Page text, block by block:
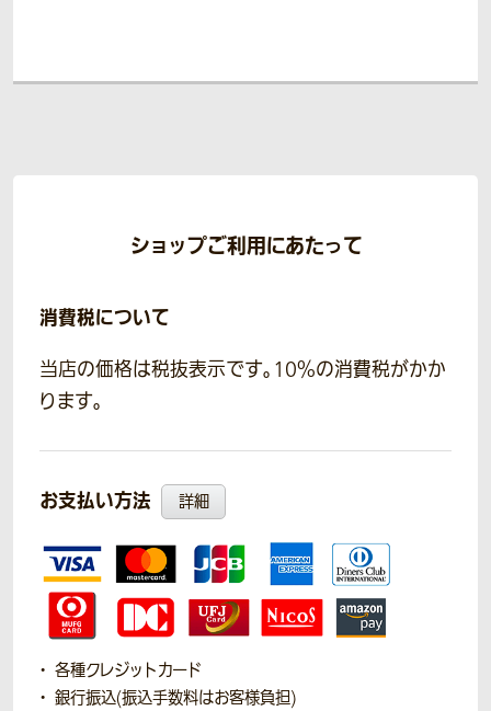
ショップご利用にあたって
消費税について
当店の価格は税抜表示です。10％の消費税がかか
ります。
お支払い方法 詳細
各種クレジットカード
銀行振込(振込手数料はお客様負担)